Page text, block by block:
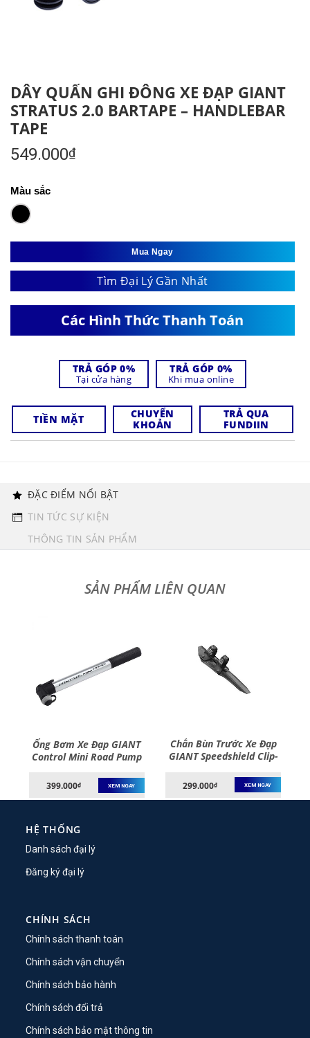
DÂY QUẤN GHI ĐÔNG XE ĐẠP GIANT
STRATUS 2.0 BARTAPE – HANDLEBAR
TAPE
549.000₫
Màu sắc
Mua Ngay
Tìm Đại Lý Gần Nhất
Các Hình Thức Thanh Toán
TRẢ GÓP 0%
Tại cửa hàng
TRẢ GÓP 0%
Khi mua online
TIỀN MẶT
CHUYỂN
KHOẢN
TRẢ QUA
FUNDIIN
ĐẶC ĐIỂM NỔI BẬT
TIN TỨC SỰ KIỆN
THÔNG TIN SẢN PHẨM
Ống Bơm Xe Đạp GIANT
Control Mini Road Pump
399.000₫ XEM NGAY
Chắn Bùn Trước Xe Đạp
GIANT Speedshield Clip-
299.000₫ XEM NGAY
HỆ THỐNG
Danh sách đại lý
Đăng ký đại lý
CHÍNH SÁCH
Chính sách thanh toán
Chính sách vận chuyển
Chính sách bảo hành
Chính sách đổi trả
Chính sách bảo mật thông tin